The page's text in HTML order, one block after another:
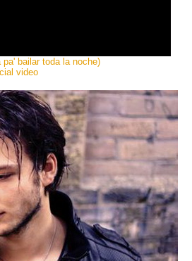
bailar toda la noche)
video